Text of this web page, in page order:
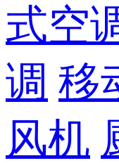
式空
调 移
风机